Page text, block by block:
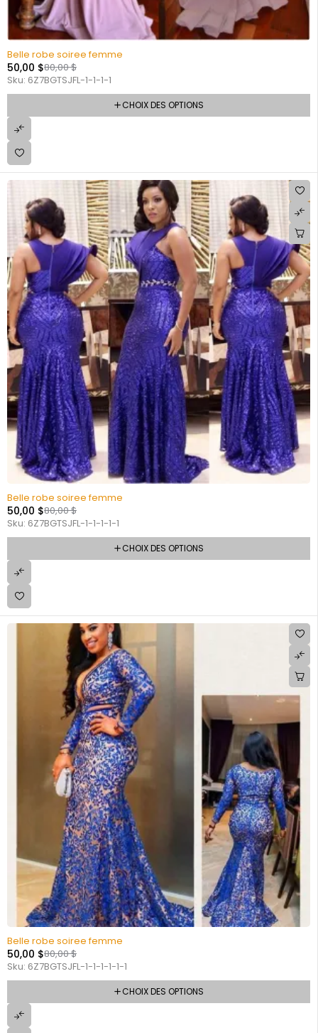
Belle robe soiree femme
80,00$
50,00 $
Sku: 6Z7BGTSJFL-1-1-1-1
CHOIX DES OPTIONS
Belle robe soiree femme
80,00$
50,00 $
Sku: 6Z7BGTSJFL-1-1-1-1-1
CHOIX DES OPTIONS
Belle robe soiree femme
80,00$
50,00 $
Sku: 6Z7BGTSJFL-1-1-1-1-1-1
CHOIX DES OPTIONS